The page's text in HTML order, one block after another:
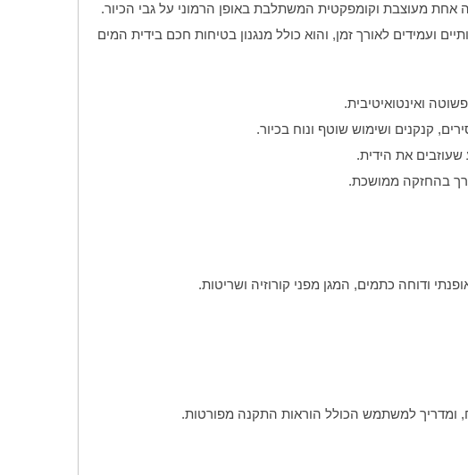
אחת מעוצבת וקומפקטית המשתלבת באופן הרמוני על גבי הכיור.
ועמידים לאורך זמן, והוא כולל מנגנון בטיחות חכם בידית המים
ואינטואיטיבית.
שעוזבים את הידית.
בהחזקה ממושכת.